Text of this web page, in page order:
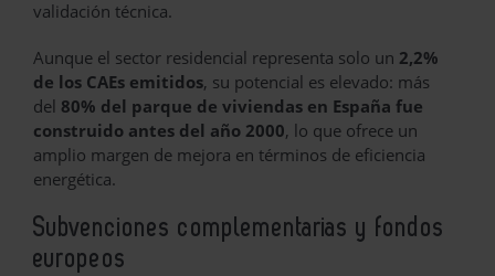
validación técnica.
Aunque el sector residencial representa solo un 2,2%
de los CAEs emitidos, su potencial es elevado: más
del 80% del parque de viviendas en España fue
construido antes del año 2000, lo que ofrece un
amplio margen de mejora en términos de eficiencia
energética.
Subvenciones complementarias y fondos
europeos